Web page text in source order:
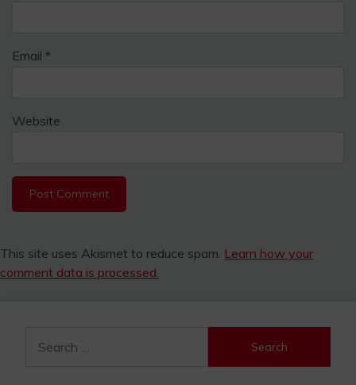
Email *
Website
This site uses Akismet to reduce spam. Learn how your
comment data is processed.
for: